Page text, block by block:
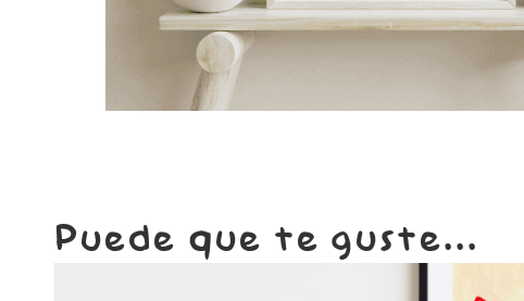
Puede que te guste...